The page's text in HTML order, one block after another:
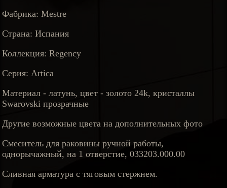
Фабрика: Mestre
Страна: Испания
Коллекция: Regency
Серия: Artica
Материал - латунь, цвет - золото 24k, кристаллы
Swarovski прозрачные
Другие возможные цвета на дополнительных фото
Смеситель для раковины ручной работы,
однорычажный, на 1 отверстие, 033203.000.00
Сливная арматура с тяговым стержнем.